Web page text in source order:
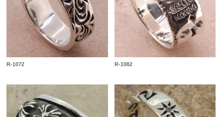
R-1072 R-1082